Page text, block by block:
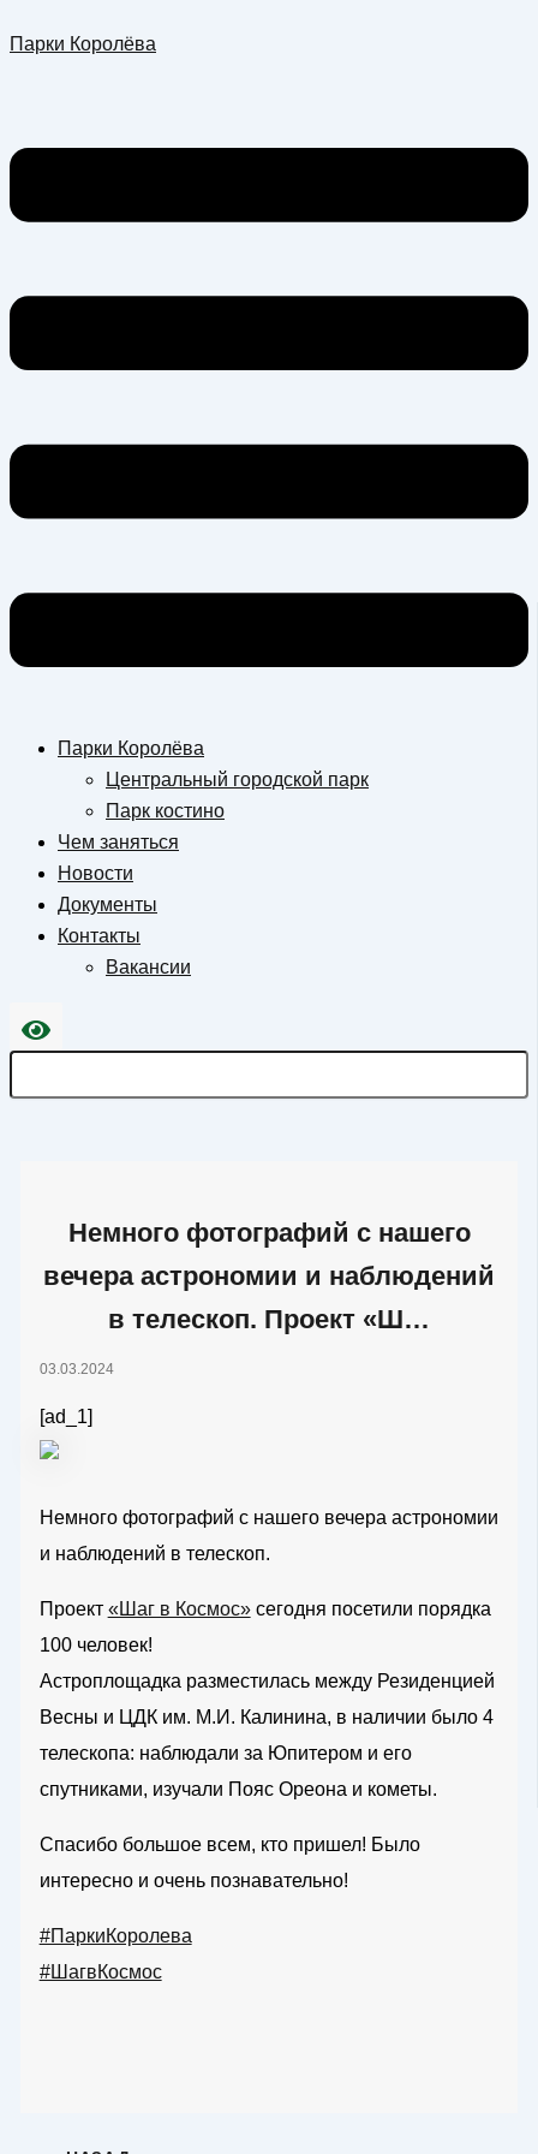
к
Парки Королёва
Парки Королёва
Центральный городской парк
Парк костино
Чем заняться
Новости
Документы
Контакты
Вакансии
Немного фотографий с нашего
вечера астрономии и наблюдений
в телескоп. Проект «Ш…
03.03.2024
[ad_1]
Немного фотографий с нашего вечера астрономии
и наблюдений в телескоп.
Проект «Шаг в Космос»сегодня посетили порядка
100 человек!
Астроплощадка разместилась между Резиденцией
Весны и ЦДК им. М.И. Калинина, в наличии было 4
телескопа: наблюдали за Юпитером и его
спутниками, изучали Пояс Ореона и кометы.
Спасибо большое всем, кто пришел! Было
интересно и очень познавательно!
#ПаркиКоролева
#ШагвКосмос